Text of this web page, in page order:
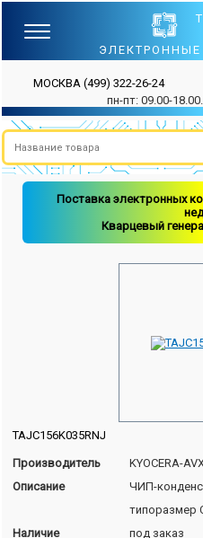
МОСКВА (499) 322-26-24
пн-пт: 09.00-
Поставка электронных
Кварцевый
TAJC156K035RNJ
Производитель
KYOCERA-
Описание
ЧИП-
типоразмер
Наличие
под заказ